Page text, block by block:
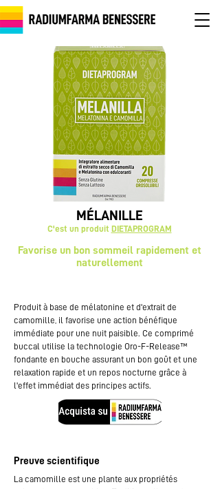
MÉLANILLE
C'est un produit DIETAPROGRAM
Favorise un bon sommeil rapidement et
naturellement
Produit à base de mélatonine et d'extrait de
camomille, il favorise une action bénéfique
immédiate pour une nuit paisible. Ce comprimé
buccal utilise la technologie Oro-F-Release™
fondante en bouche assurant un bon goût et une
relaxation rapide et un repos nocturne grâce à
l'effet immédiat des principes actifs.
​Preuve scientifique
La camomille est une plante aux propriétés